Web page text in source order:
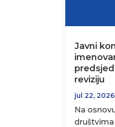
Javni
reviziju
jul 22, 2026
Na
društvima